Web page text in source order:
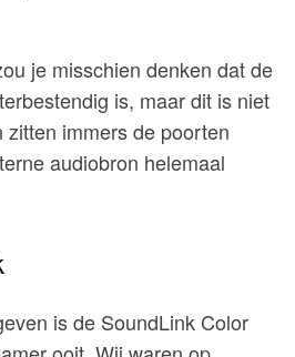
je misschien denken dat de
is, maar dit is niet
zitten immers de poorten
audiobron helemaal
is de SoundLink Color